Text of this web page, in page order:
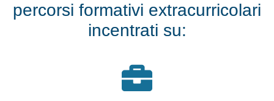
percorsi formativi extracurricolari
incentrati su: